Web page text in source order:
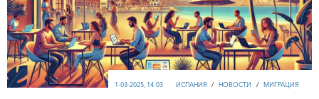
ИСПАНИЯ / НОВОСТИ / МИГРАЦИЯ
1-03-2025, 14:03